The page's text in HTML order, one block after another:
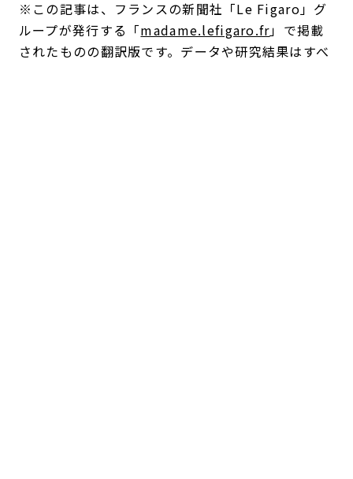
※この記事は、フランスの新聞社「Le Figaro」グ
ループが発行する「madame.lefigaro.fr」で掲載
されたものの翻訳版です。データや研究結果はすべ